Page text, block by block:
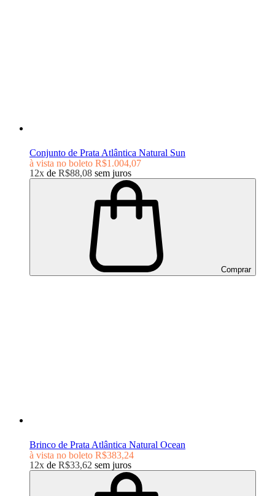
Conjunto de Prata Atlântica Natural Sun
à vista no boleto R$1.004,07
12x de R$88,08 sem juros
Comprar
Brinco de Prata Atlântica Natural Ocean
à vista no boleto R$383,24
12x de R$33,62 sem juros